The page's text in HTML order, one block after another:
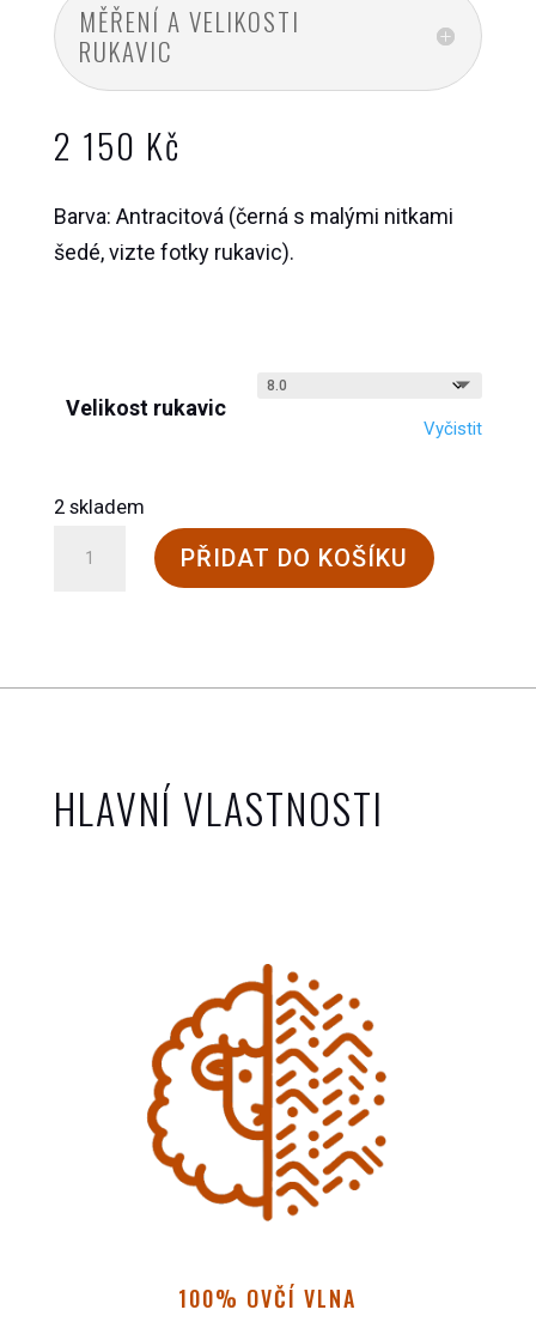
MĚŘENÍ A VELIKOSTI
RUKAVIC
2 150 Kč
Barva: Antracitová (černá s malými nitkami
šedé, vizte fotky rukavic).
Velikost rukavic
Vyčistit
2 skladem
s
PŘIDAT DO KOŠÍKU
HLAVNÍ VLASTNOSTI
100% OVČÍ VLNA